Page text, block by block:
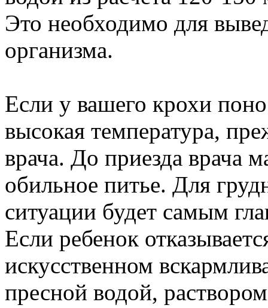
Это необходимо для
организма.
Если у вашего крохи
высокая температура,
врача. До приезда врача
обильное питье. Для
ситуации будет самым
Если ребенок
искусственном
пресной водой,